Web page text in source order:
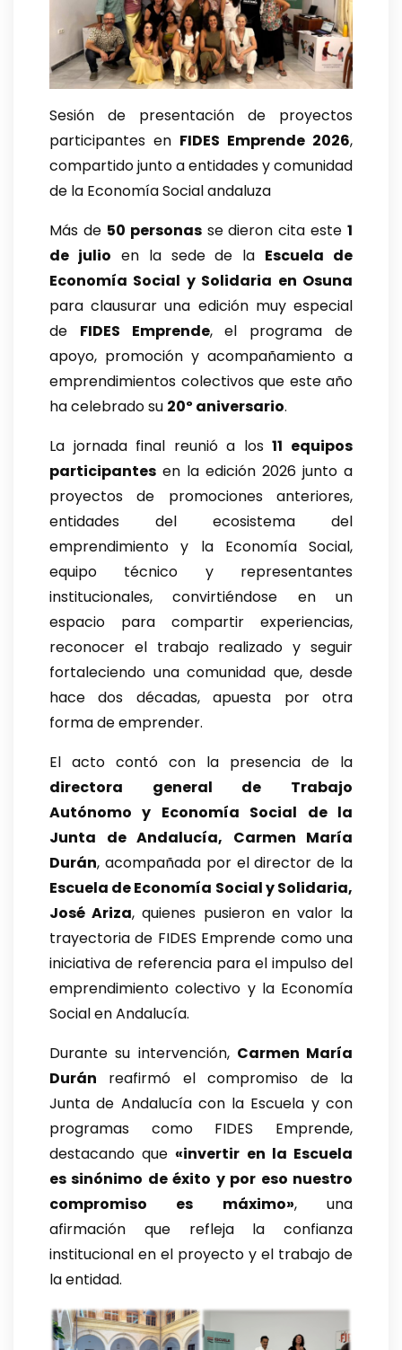
Sesión de presentación de proyectos
participantes en FIDES Emprende 2026,
compartido junto a entidades y comunidad
de la Economía Social andaluza
Más de 50 personasse dieron cita este 1
de julio en la sede de la Escuela de
Economía Social y Solidaria en Osuna
para clausurar una edición muy especial
de FIDES Emprende, el programa de
apoyo, promoción y acompañamiento a
emprendimientos colectivos que este año
ha celebrado su 20º aniversario.
La jornada final reunió a los11 equipos
participantes en la edición 2026 junto a
proyectos de promociones anteriores,
entidades del ecosistema del
emprendimiento y la Economía Social,
equipo técnico y representantes
institucionales, convirtiéndose en un
espacio para compartir experiencias,
reconocer el trabajo realizado y seguir
fortaleciendo una comunidad que, desde
hace dos décadas, apuesta por otra
forma de emprender.
El acto contó con la presencia de la
directora general de Trabajo
Autónomo y Economía Social de la
Junta de Andalucía, Carmen María
Durán, acompañada por el director de la
Escuela de Economía Social y Solidaria,
José Ariza, quienes pusieron en valor la
trayectoria de FIDES Emprende como una
iniciativa de referencia para el impulso del
emprendimiento colectivo y la Economía
Social en Andalucía.
Durante su intervención, Carmen María
Durán reafirmó el compromiso de la
Junta de Andalucía con la Escuela y con
programas como FIDES Emprende,
destacando que «invertir en la Escuela
es sinónimo de éxito y por eso nuestro
compromiso es máximo», una
afirmación que refleja la confianza
institucional en el proyecto y el trabajo de
la entidad.